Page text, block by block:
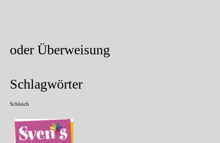
oder Überweisung
Schlagwörter
Schleich